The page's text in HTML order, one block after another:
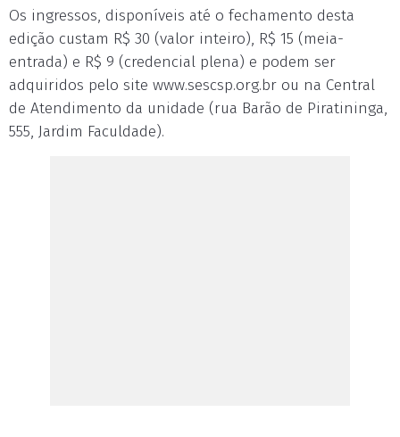
Os ingressos, disponíveis até o fechamento desta
edição custam R$ 30 (valor inteiro), R$ 15 (meia-
entrada) e R$ 9 (credencial plena) e podem ser
adquiridos pelo site www.sescsp.org.br ou na Central
de Atendimento da unidade (rua Barão de Piratininga,
555, Jardim Faculdade).